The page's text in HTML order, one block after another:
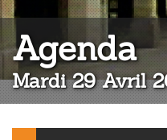
Agenda:
Mardi 29 Avril